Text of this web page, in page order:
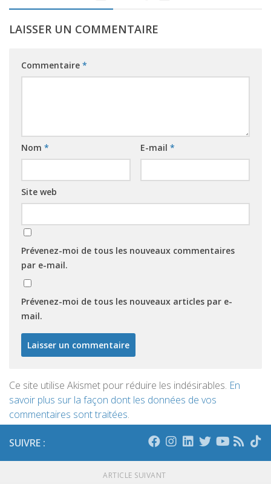
LAISSER UN COMMENTAIRE
Commentaire *
Nom * E-mail *
Site web
Prévenez-moi de tous les nouveaux commentaires
par e-mail.
Prévenez-moi de tous les nouveaux articles par e-
mail.
Ce site utilise Akismet pour réduire les indésirables. En
savoir plus sur la façon dont les données de vos
commentaires sont traitées.
SUIVRE :
ARTICLE SUIVANT